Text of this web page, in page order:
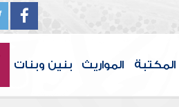
المكتبة المواريث بنين وبنات